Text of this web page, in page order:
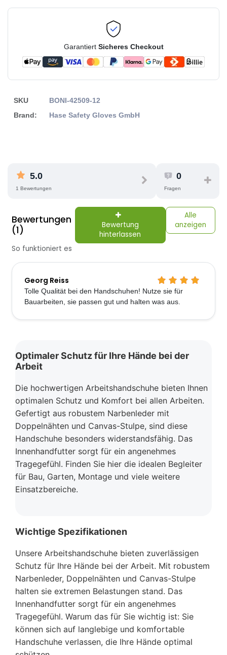
Garantiert Sicheres Checkout
SKU
BONI-42509-12
Brand:
Hase Safety Gloves GmbH
5.0
1 Bewertungen
0
Fragen
Bewertungen
(1)
Bewertung
hinterlassen
Alle
anzeigen
So funktioniert es
Georg Reiss
Tolle Qualität bei den Handschuhen! Nutze sie für
Bauarbeiten, sie passen gut und halten was aus.
Optimaler Schutz für Ihre Hände bei der
Arbeit
Die hochwertigen Arbeitshandschuhe bieten Ihnen
optimalen Schutz und Komfort bei allen Arbeiten.
Gefertigt aus robustem Narbenleder mit
Doppelnähten und Canvas-Stulpe, sind diese
Handschuhe besonders widerstandsfähig. Das
Innenhandfutter sorgt für ein angenehmes
Tragegefühl. Finden Sie hier die idealen Begleiter
für Bau, Garten, Montage und viele weitere
Einsatzbereiche.
Wichtige Spezifikationen
Unsere Arbeitshandschuhe bieten zuverlässigen
Schutz für Ihre Hände bei der Arbeit. Mit robustem
Narbenleder, Doppelnähten und Canvas-Stulpe
halten sie extremen Belastungen stand. Das
Innenhandfutter sorgt für ein angenehmes
Tragegefühl. Warum das für Sie wichtig ist: Sie
können sich auf langlebige und komfortable
Handschuhe verlassen, die Ihre Hände optimal